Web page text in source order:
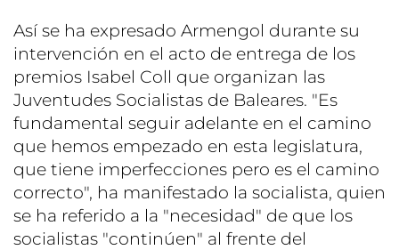
Así se ha expresado Armengol durante su
intervención en el acto de entrega de los
premios Isabel Coll que organizan las
Juventudes Socialistas de Baleares. "Es
fundamental seguir adelante en el camino
que hemos empezado en esta legislatura,
que tiene imperfecciones pero es el camino
correcto", ha manifestado la socialista, quien
se ha referido a la "necesidad" de que los
socialistas "continúen" al frente del